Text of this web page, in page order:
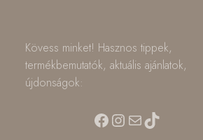
Kövess minket! Hasznos tippek,
termékbemutatók, aktuális ajánlatok,
újdonságok:
Facebook
Instagram
MailTikTok